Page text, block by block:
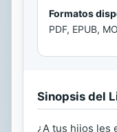
Formatos
PDF, EPUB,
Sinopsis del
¿A tus hijos les